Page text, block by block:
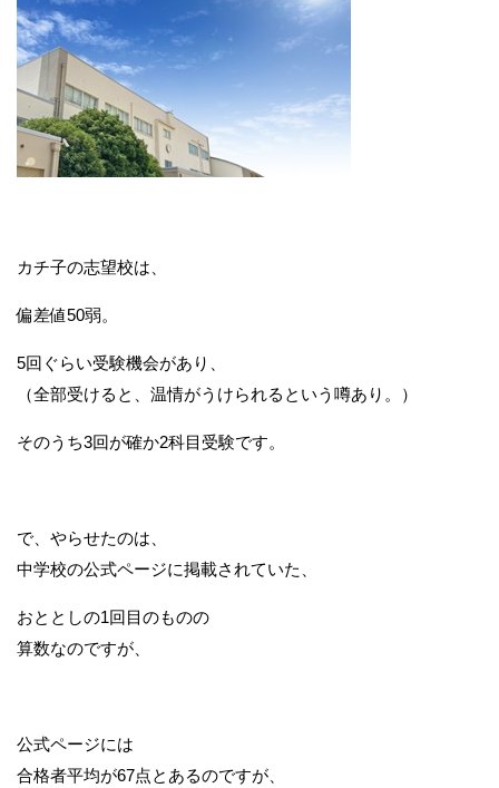
カチ子の志望校は、
偏差値50弱。
5回ぐらい受験機会があり、
（全部受けると、温情がうけられるという噂あり。）
そのうち3回が確か2科目受験です。
で、やらせたのは、
中学校の公式ページに掲載されていた、
おととしの1回目のものの
算数なのですが、
公式ページには
合格者平均が67点とあるのですが、